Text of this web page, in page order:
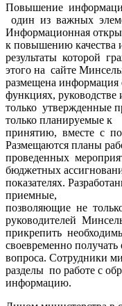
Повышение
один из важных
Информационная
к повышению качества
результаты которой
этого на сайте
размещена информация
функциях,
только утвержденные
только планируемые к
принятию, вместе с
Размещаются планы
проведенных
бюджетных
показателях.
приемные,
позволяющие не
руководителей
прикрепить
своевременно
вопроса. Сотрудники
разделы по работе с
информацию.